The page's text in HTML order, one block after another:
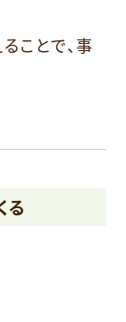
ことで、事
る